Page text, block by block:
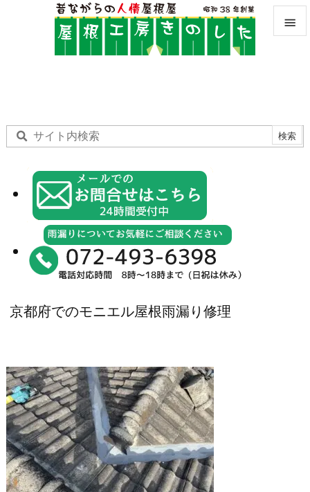


京都府でのモニエル屋根雨漏り修理